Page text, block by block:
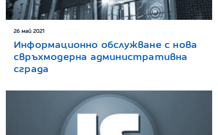
26 май 2021
Информационно обслужване с нова
свръхмодерна административна
сграда